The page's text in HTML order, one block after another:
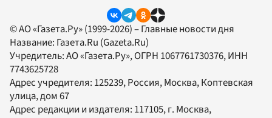
© АО «Газета.Ру» (1999-2026) – Главные новости дня
Название: Газета.Ru (Gazeta.Ru)
Учредитель:АО «Газета.Ру», ОГРН 1067761730376, ИНН
7743625728
Адрес учредителя: 125239, Россия, Москва, Коптевская
улица, дом 67
Адрес редакции и издателя: 117105, г. Москва,